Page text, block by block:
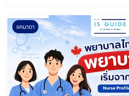
แคนาดา